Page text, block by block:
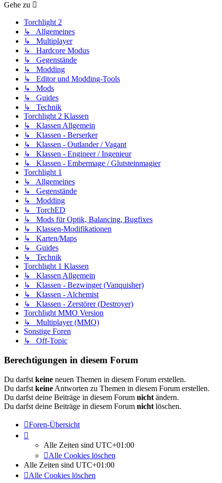
Gehe zu
Torchlight 2
↳ Allgemeines
↳ Multiplayer
↳ Hardcore Modus
↳ Gegenstände
↳ Modding
↳ Editor und Modding-Tools
↳ Mods
↳ Guides
↳ Technik
Torchlight 2 Klassen
↳ Klassen Allgemein
↳ Klassen - Berserker
↳ Klassen - Outlander / Vagant
↳ Klassen - Engineer / Ingenieur
↳ Klassen - Embermage / Glutsteinmagier
Torchlight 1
↳ Allgemeines
↳ Gegenstände
↳ Modding
↳ TorchED
↳ Mods für Optik, Balancing, Bugfixes
↳ Klassen-Modifikationen
↳ Karten/Maps
↳ Guides
↳ Technik
Torchlight 1 Klassen
↳ Klassen Allgemein
↳ Klassen - Bezwinger (Vanquisher)
↳ Klassen - Alchemist
↳ Klassen - Zerstörer (Destroyer)
Torchlight MMO Version
↳ Multiplayer (MMO)
Sonstige Foren
↳ Off-Topic
Berechtigungen in diesem Forum
Du darfst keine neuen Themen in diesem Forum erstellen.
Du darfst keine Antworten zu Themen in diesem Forum erstellen.
Du darfst deine Beiträge in diesem Forum nicht ändern.
Du darfst deine Beiträge in diesem Forum nicht löschen.
Foren-Übersicht
Alle Zeiten sind UTC+01:00
Alle Cookies löschen
Alle Zeiten sind UTC+01:00
Alle Cookies löschen